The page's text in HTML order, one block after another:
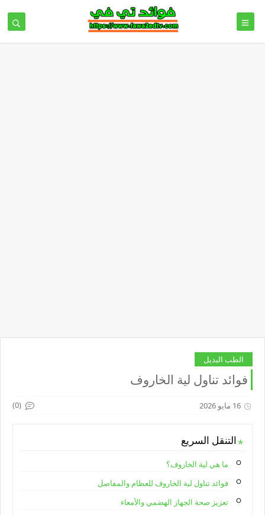
الطب البديل
فوائد تناول لية الخاروف
16 مايو 2026 (0)
التنقل السريع
ما هي لية الخاروف؟
فوائد تناول لية الخاروف للعظام والمفاصل
تعزيز صحة الجهاز الهضمي والأمعاء